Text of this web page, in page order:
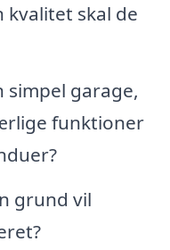
kvalitet skal de
simpel garage,
funktioner
grund vil